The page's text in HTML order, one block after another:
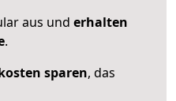
aus und erhalten
.
sparen, das